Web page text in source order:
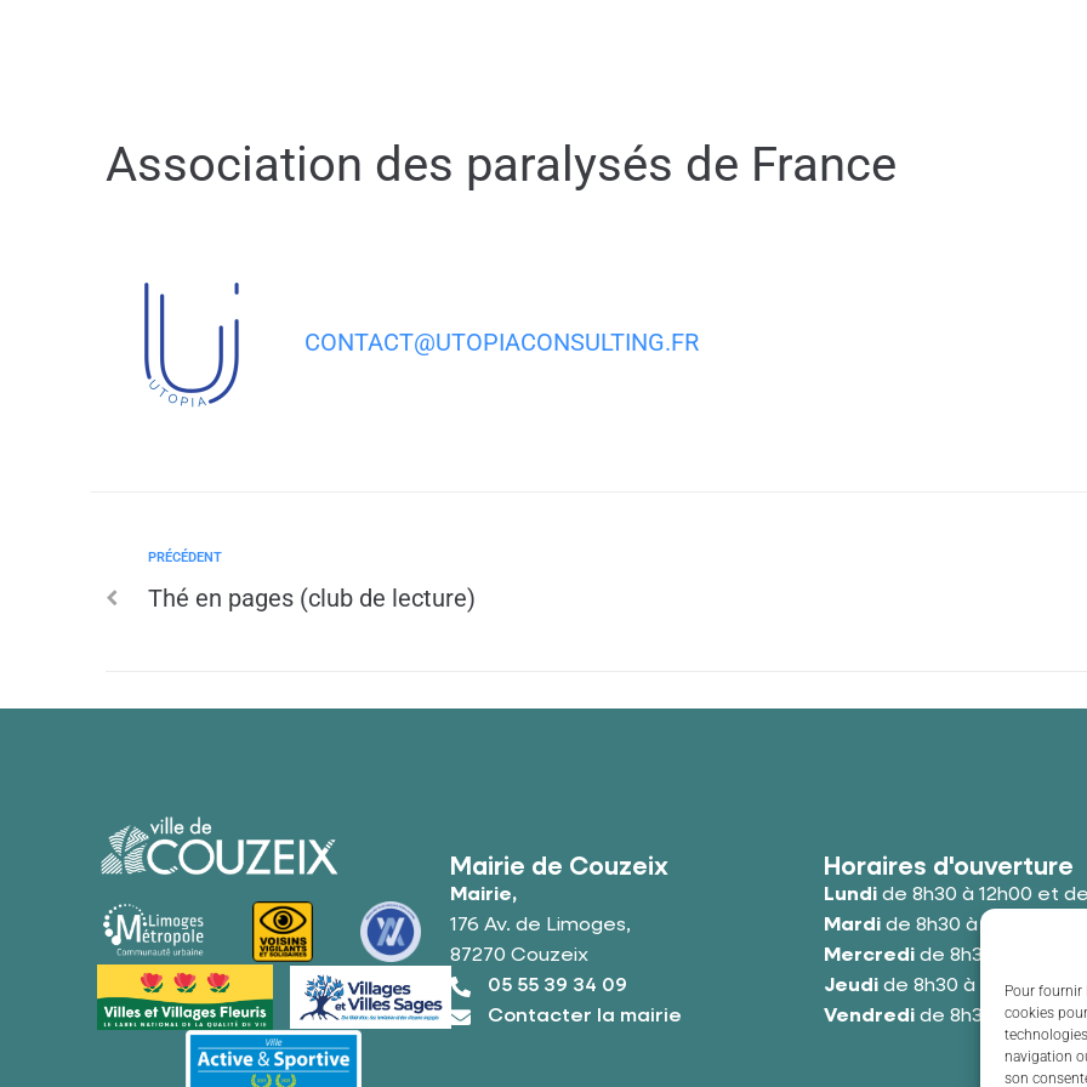
Pour fournir
cookies
navigation
son
Association des paralysés de France
CONTACT@UTOPIACONSULTING.FR
PRÉCÉDENT
Thé en pages (club de lecture)
Mairie de Couzeix
Mairie,
176 Av. de Limoges,
87270 Couzeix
05 55 39 34 09
Contacter la mairie
Horaires d'ouverture
Lundide 8h30 à 12h00 et de
Mardide 8h30 à 12h00 et de
Mercredide 8h30 à 12h00
Jeudide 8h30 à 12h00 et
Vendredide 8h30 à 12h00